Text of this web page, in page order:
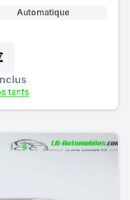
Automatique
tarifs